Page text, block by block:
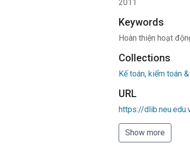
2011
Keywords
Hoàn thiện hoạt
Collections
Kế toán, kiểm toán
URL
https://
Show more